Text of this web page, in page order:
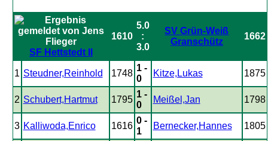
SF Hettstedt II
1610
5.0
:
3.0
SV Grün-Weiß
Granschütz
1662
1 Steudner,Reinhold 1748
1 -
0
Kitze,Lukas 1875
2 Schubert,Hartmut 1795
1 -
0
Meißel,Jan 1798
3 Kalliwoda,Enrico 1616
0 -
1
Bernecker,Hannes 1805